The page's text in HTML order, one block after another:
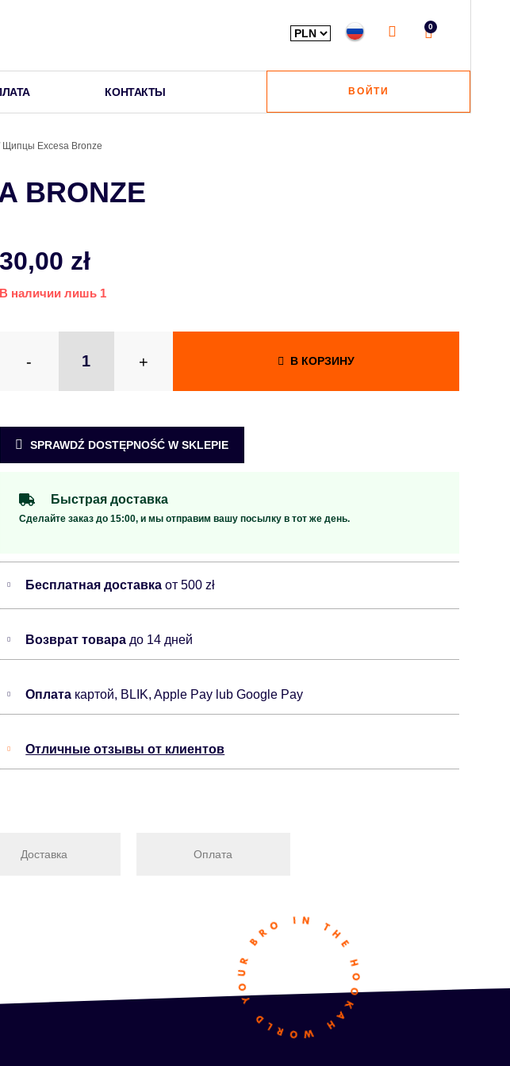
0
КОНТАКТЫ ВОЙТИ
Щипцы Excesa Bronze
BRONZE
30,00 zł
В наличии лишь 1
- + В КОРЗИНУ
SPRAWDŹ DOSTĘPNOŚĆ W SKLEPIE
Быстрая доставка
Сделайте заказ до 15:00, и мы отправим вашу посылку в тот же день.
Бесплатная доставкаот 500 zł
Возврат товара до 14 дней
Оплата картой, BLIK, Apple Pay lub Google Pay
Отличные отзывы от клиентов
Доставка Оплата